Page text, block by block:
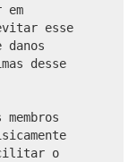
esse
desse
o